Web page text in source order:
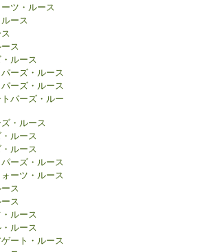
ツ・ルース
ース
ス
ルース
ーズ・ルース
ーズ・ルース
パーズ・ルー
・ルース
ルース
ルース
ーズ・ルース
ーツ・ルース
ス
ス
ルース
ルース
ート・ルース